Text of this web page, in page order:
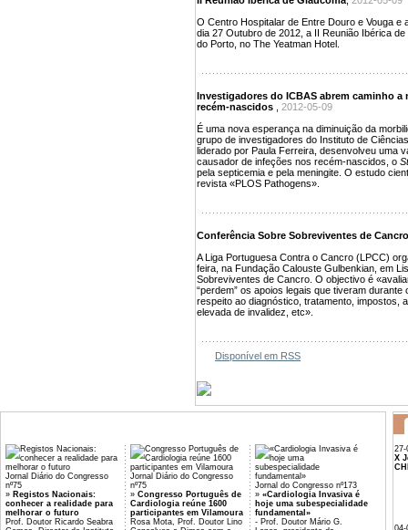
O Centro Hospitalar de Entre Douro e Vouga e
dia 27 Outubro de 2012, a II Reunião Ibérica
do Porto, no The Yeatman Hotel.
Investigadores do ICBAS abrem caminho
recém-nascidos
2012-05-09
É uma nova esperança na diminuição da
grupo de investigadores do Instituto de
liderado por Paula Ferreira, desenvolveu uma
causador de infeções nos recém-nascidos, o
pela septicemia e pela meningite. O estudo
revista «PLOS Pathogens».
Conferência Sobre Sobreviventes de Cancro
A Liga Portuguesa Contra o Cancro (LPCC)
feira, na Fundação Calouste Gulbenkian, em
Sobreviventes de Cancro. O objectivo é
“perdem” os apoios legais que tiveram
respeito ao diagnóstico, tratamento, impostos,
elevada de invalidez, etc».
Disponível em RSS
Jornal Diário do Congresso
nº75
» Registos Nacionais:
conhecer a realidade para
melhorar o futuro
Prof. Doutor Ricardo Seabra
Jornal Diário do Congresso
nº75
» Congresso Português de
Cardiologia reúne 1600
participantes em Vilamoura
Rosa Mota, Prof. Doutor Lino
Jornal do Congresso nº173
» «Cardiologia Invasiva é
hoje uma subespecialidade
fundamental»
- Prof. Doutor Mário G.
27-
X
04-